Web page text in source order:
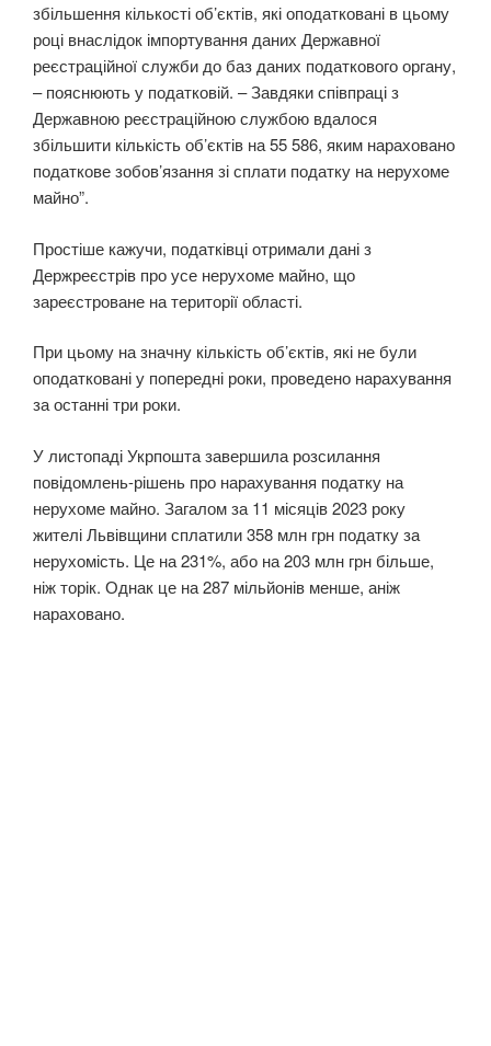
збільшення кількості об’єктів, які оподатковані в цьому
році внаслідок імпортування даних Державної
реєстраційної служби до баз даних податкового органу,
– пояснюють у податковій. – Завдяки співпраці з
Державною реєстраційною службою вдалося
збільшити кількість об’єктів на 55 586, яким нараховано
податкове зобов’язання зі сплати податку на нерухоме
майно”.
Простіше кажучи, податківці отримали дані з
Держреєстрів про усе нерухоме майно, що
зареєстроване на території області.
При цьому на значну кількість об’єктів, які не були
оподатковані у попередні роки, проведено нарахування
за останні три роки.
У листопаді Укрпошта завершила розсилання
повідомлень-рішень про нарахування податку на
нерухоме майно. Загалом за 11 місяців 2023 року
жителі Львівщини сплатили 358 млн грн податку за
нерухомість. Це на 231%, або на 203 млн грн більше,
ніж торік. Однак це на 287 мільйонів менше, аніж
нараховано.